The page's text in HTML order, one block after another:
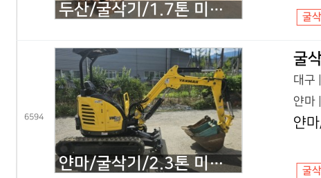
두산/굴삭기/1.7톤 미니굴삭기/DX17Z 코끼리/2021년식 굴삭
6594
얀마/굴삭기/2.3톤 미니굴삭기/VIO23/2020년식
굴
대구
얀마
얀
굴삭